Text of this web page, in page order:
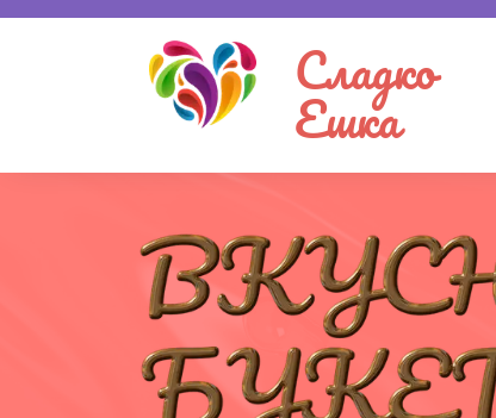
Сладко
Ешка